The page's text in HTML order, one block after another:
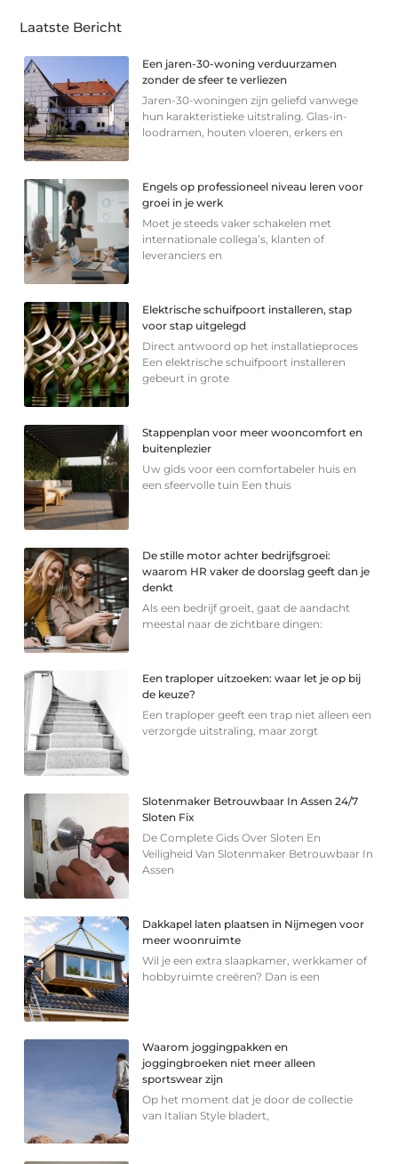
Laatste Bericht
Een jaren-30-woning verduurzamen
zonder de sfeer te verliezen
Jaren-30-woningen zijn geliefd vanwege
hun karakteristieke uitstraling. Glas-in-
loodramen, houten vloeren, erkers en
Engels op professioneel niveau leren voor
groei in je werk
Moet je steeds vaker schakelen met
internationale collega’s, klanten of
leveranciers en
Elektrische schuifpoort installeren, stap
voor stap uitgelegd
Direct antwoord op het installatieproces
Een elektrische schuifpoort installeren
gebeurt in grote
Stappenplan voor meer wooncomfort en
buitenplezier
Uw gids voor een comfortabeler huis en
een sfeervolle tuin Een thuis
De stille motor achter bedrijfsgroei:
waarom HR vaker de doorslag geeft dan je
denkt
Als een bedrijf groeit, gaat de aandacht
meestal naar de zichtbare dingen:
Een traploper uitzoeken: waar let je op bij
de keuze?
Een traploper geeft een trap niet alleen een
verzorgde uitstraling, maar zorgt
Slotenmaker Betrouwbaar In Assen 24/7
Sloten Fix
De Complete Gids Over Sloten En
Veiligheid Van Slotenmaker Betrouwbaar In
Assen
Dakkapel laten plaatsen in Nijmegen voor
meer woonruimte
Wil je een extra slaapkamer, werkkamer of
hobbyruimte creëren? Dan is een
Waarom joggingpakken en
joggingbroeken niet meer alleen
sportswear zijn
Op het moment dat je door de collectie
van Italian Style bladert,